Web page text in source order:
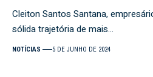
Cleiton Santos Santana,
sólida trajetória de mais…
NOTÍCIAS 5 DE JUNHO DE 2024